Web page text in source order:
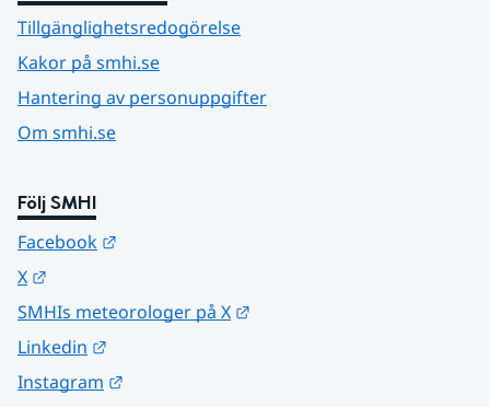
Tillgänglighetsredogörelse
Kakor på smhi.se
Hantering av personuppgifter
Om smhi.se
Följ SMHI
Facebook
X
SMHIs meteorologer på X
Linkedin
Instagram